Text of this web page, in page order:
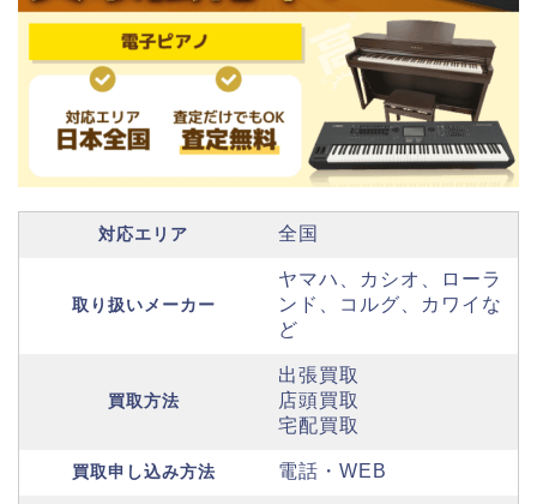
対応エリア 全国
取り扱いメーカー
ヤマハ、カシオ、ローラ
ンド、コルグ、カワイな
ど
買取方法
出張買取
店頭買取
宅配買取
買取申し込み方法 電話・WEB